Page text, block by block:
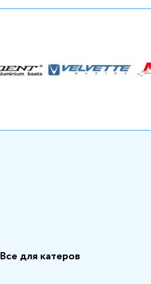
Все для катеров